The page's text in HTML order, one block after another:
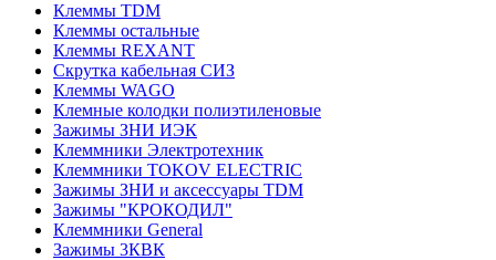
Клеммы TDM
Клеммы остальные
Клеммы REXANT
Скрутка кабельная СИЗ
Клеммы WAGO
Клемные колодки полиэтиленовые
Зажимы ЗНИ ИЭК
Клеммники Электротехник
Клеммники TOKOV ELECTRIC
Зажимы ЗНИ и аксессуары TDM
Зажимы "КРОКОДИЛ"
Клеммники General
Зажимы 3КВК